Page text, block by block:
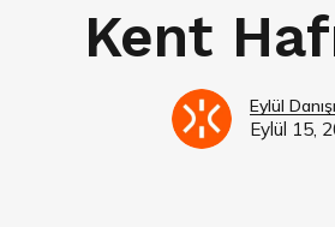
Kent
Eylül
Eylül 15,